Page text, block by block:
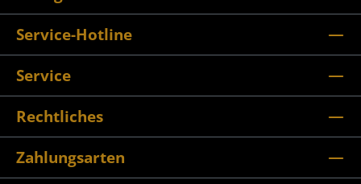
Service-Hotline
Service
Rechtliches
Zahlungsarten